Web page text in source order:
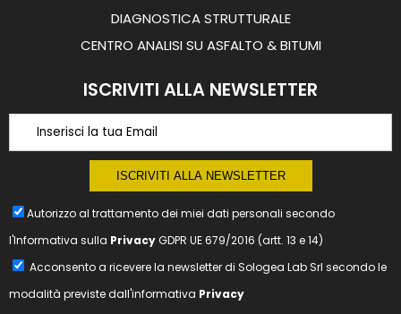
DIAGNOSTICA STRUTTURALE
CENTRO ANALISI SU ASFALTO & BITUMI
ISCRIVITI ALLA NEWSLETTER
Autorizzo al trattamento dei miei dati personali secondo
l'Informativa sulla PrivacyGDPR UE 679/2016 (artt. 13 e 14)
Acconsento a ricevere la newsletter di Sologea Lab Srl secondo le
modalità previste dall'informativa Privacy